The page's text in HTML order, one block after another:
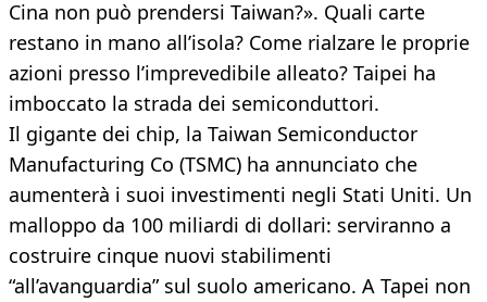
Cina non può prendersi Taiwan?». Quali carte
restano in mano all’isola? Come rialzare le proprie
azioni presso l’imprevedibile alleato? Taipei ha
imboccato la strada dei semiconduttori.
Il gigante dei chip, la Taiwan Semiconductor
Manufacturing Co (TSMC) ha annunciato che
aumenterà i suoi investimenti negli Stati Uniti. Un
malloppo da 100 miliardi di dollari: serviranno a
costruire cinque nuovi stabilimenti
“all’avanguardia” sul suolo americano. A Tapei non